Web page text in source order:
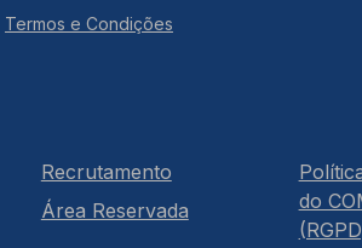
Termos e Condições
Recrutamento
Área Reservada
do